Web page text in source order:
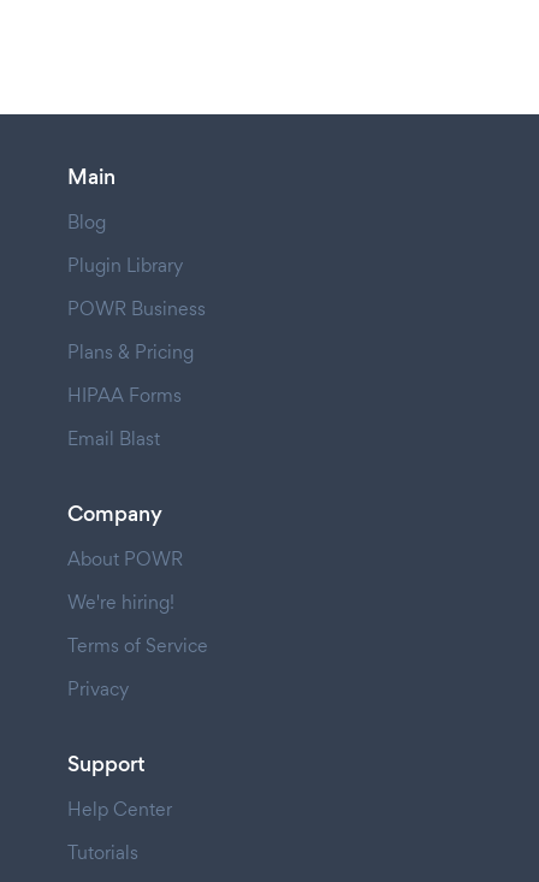
Main
Blog
Plugin Library
POWR Business
Plans & Pricing
HIPAA Forms
Email Blast
Company
About POWR
We're hiring!
Terms of Service
Privacy
Support
Help Center
Tutorials